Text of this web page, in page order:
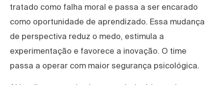
tratado como falha moral e passa a ser encarado
como oportunidade de aprendizado. Essa mudança
de perspectiva reduz o medo, estimula a
experimentação e favorece a inovação. O time
passa a operar com maior segurança psicológica.